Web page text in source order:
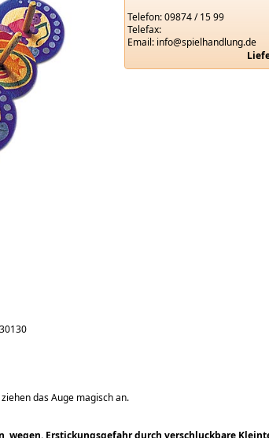
Telefon: 09874 / 15 99
Telefax:
Email: info@spielhandlung.de
das Auge magisch an.
wegen. Erstickungsgefahr durch verschluckbare